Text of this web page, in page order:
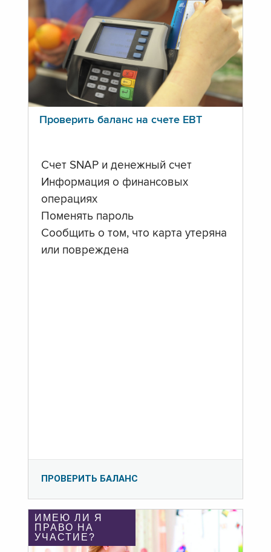
Проверить баланс на счете ЕВТ
Счет SNAP и денежный счет
Информация о финансовых
операциях
Поменять пароль
Сообщить о том, что карта утеряна
или повреждена
ПРОВЕРИТЬ БАЛАНС
ИМЕЮ ЛИ Я
ПРАВО НА
УЧАСТИЕ?